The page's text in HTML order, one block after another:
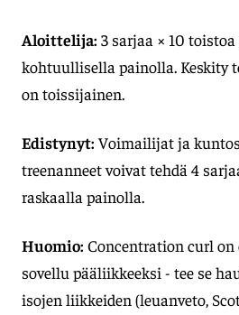
Aloittelija: 3 sarjaa × 10 toistoa
kohtuullisella painolla. Keskity
on toissijainen.
Edistynyt: Voimailijat ja
treenanneet voivat tehdä 4
raskaalla painolla.
Huomio: Concentration curl on
sovellu pääliikkeeksi - tee se
isojen liikkeiden (leuanveto,